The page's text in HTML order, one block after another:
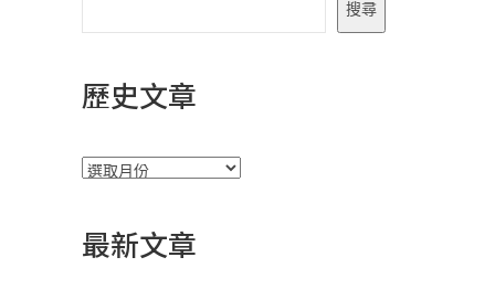
搜尋
歷史文章
彙
最新文章